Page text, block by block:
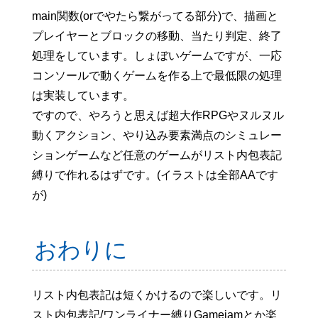
main関数(orでやたら繋がってる部分)で、描画と
プレイヤーとブロックの移動、当たり判定、終了
処理をしています。しょぼいゲームですが、一応
コンソールで動くゲームを作る上で最低限の処理
は実装しています。
ですので、やろうと思えば超大作RPGやヌルヌル
動くアクション、やり込み要素満点のシミュレー
ションゲームなど任意のゲームがリスト内包表記
縛りで作れるはずです。(イラストは全部AAです
が)
おわりに
リスト内包表記は短くかけるので楽しいです。リ
スト内包表記/ワンライナー縛りGamejamとか楽